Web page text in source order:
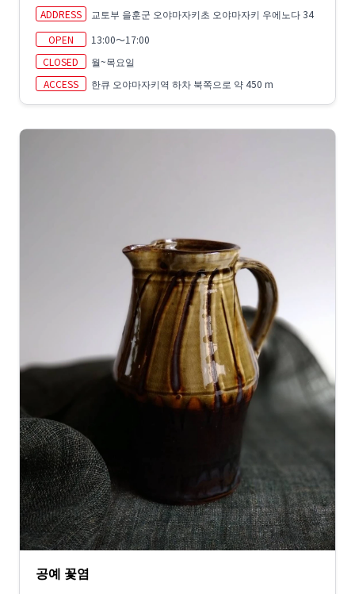
ADDRESS
교토부 을훈군 오야마자키초 오야마자키 우에노다 34
OPEN
13:00～17:00
CLOSED
월~목요일
ACCESS
한큐 오야마자키역 하차 북쪽으로 약 450 m
공예 꽃염